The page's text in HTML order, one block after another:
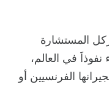
المستشارة
نفوذاَ في العالم،
الفرنسيين أو